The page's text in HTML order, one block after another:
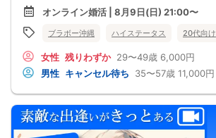
オンライン婚活 | 8月9日(日) 21:00〜
ブラボー沖縄 ハイステータス 20代向け
女性 残りわずか 29〜49歳 6,000円
男性 キャンセル待ち 35〜57歳 11,000円